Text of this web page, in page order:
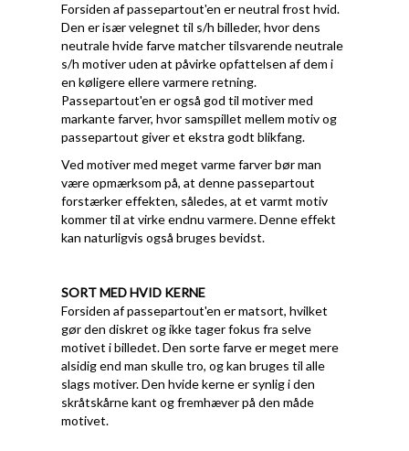
Forsiden af passepartout'en er neutral frost hvid.
Den er især velegnet til s/h billeder, hvor dens
neutrale hvide farve matcher tilsvarende neutrale
s/h motiver uden at påvirke opfattelsen af dem i
en køligere ellere varmere retning.
Passepartout'en er også god til motiver med
markante farver, hvor samspillet mellem motiv og
passepartout giver et ekstra godt blikfang.
Ved motiver med meget varme farver bør man
være opmærksom på, at denne passepartout
forstærker effekten, således, at et varmt motiv
kommer til at virke endnu varmere. Denne effekt
kan naturligvis også bruges bevidst.
SORT MED HVID KERNE
Forsiden af passepartout'en er matsort, hvilket
gør den diskret og ikke tager fokus fra selve
motivet i billedet. Den sorte farve er meget mere
alsidig end man skulle tro, og kan bruges til alle
slags motiver. Den hvide kerne er synlig i den
skråtskårne kant og fremhæver på den måde
motivet.